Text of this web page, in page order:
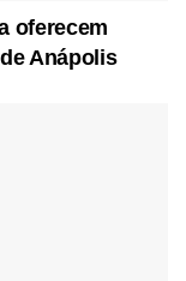
oferecem
Anápolis